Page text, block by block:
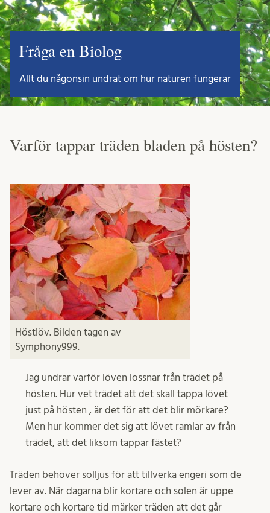
Fråga en Biolog
Allt du någonsin undrat om hur naturen fungerar
Varför tappar träden bladen på hösten?
Höstlöv. Bilden tagen av
Symphony999.
Jag undrar varför löven lossnar från trädet på
hösten. Hur vet trädet att det skall tappa lövet
just på hösten , är det för att det blir mörkare?
Men hur kommer det sig att lövet ramlar av från
trädet, att det liksom tappar fästet?
Träden behöver solljus för att tillverka engeri som de
lever av. När dagarna blir kortare och solen är uppe
kortare och kortare tid märker träden att det går